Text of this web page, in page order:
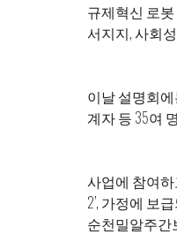
규제혁신 로
서지지, 사회
이날 설명회
계자 등 35여
사업에 참여하
2’, 가정에 보
순천밀알주간